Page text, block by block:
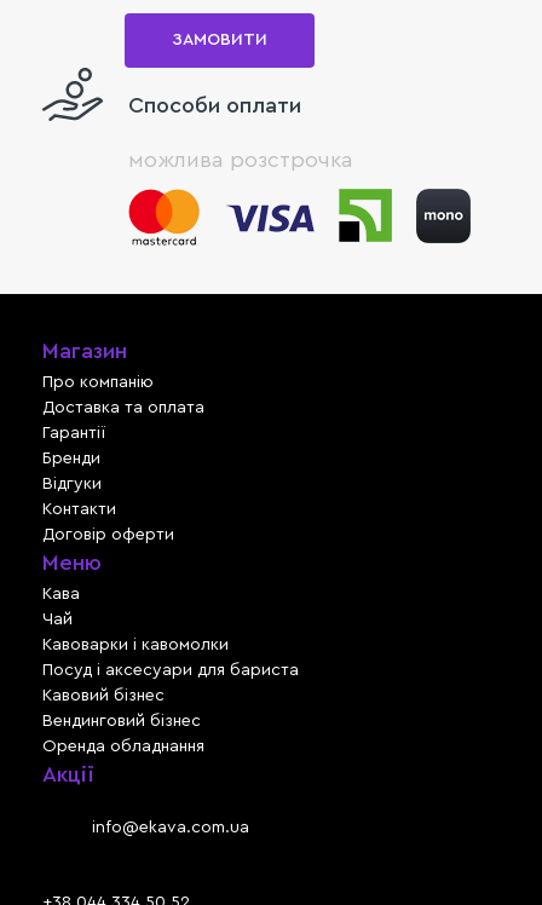
ЗАМОВИТИ
Способи оплати
можлива розстрочка
Магазин
Про компанію
Доставка та оплата
Гарантії
Бренди
Відгуки
Контакти
Договір оферти
Меню
Кава
Чай
Кавоварки і кавомолки
Посуд і аксесуари для бариста
Кавовий бізнес
Вендинговий бізнес
Оренда обладнання
Акції
info@ekava.com.ua